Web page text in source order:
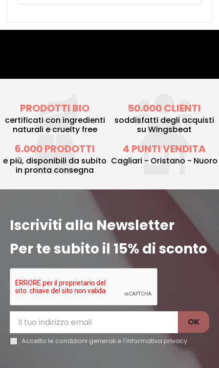
PRODOTTI BIO
certificati con ingredienti
naturali e cruelty free
50.000 CLIENTI
soddisfatti degli acquisti
su Wingsbeat
6.000 PRODOTTI
e più, disponibili da subito
in pronta consegna
4 PUNTI VENDITA
Cagliari - Oristano - Nuoro
Iscriviti alla Newsletter
Per te subito il 15% di sconto
Accetto le condizioni generali e l'informativa privacy